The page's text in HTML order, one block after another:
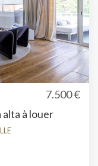
7.500 €
alta à louer